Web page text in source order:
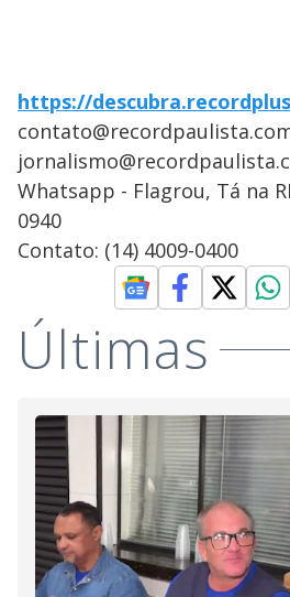
https://
Whatsapp - Flagrou, Tá na
0940
Contato: (14) 4009-0400
Últimas